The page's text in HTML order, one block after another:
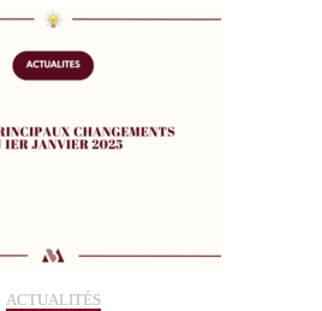
ACTUALITÉS